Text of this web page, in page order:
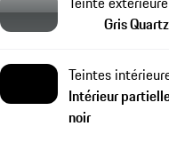
Gris
Teintes
Intérieur
noir